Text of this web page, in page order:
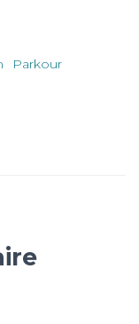
Parkour